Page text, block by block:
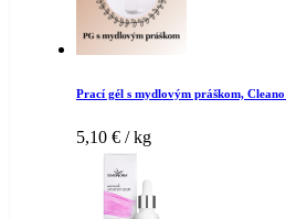
Prací gél s mydlovým práškom,
5,10 € / kg